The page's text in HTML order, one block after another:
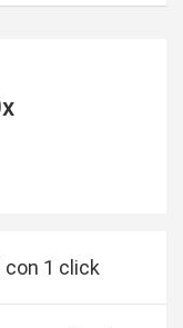
con 1 click